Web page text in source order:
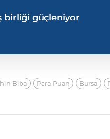
birliği güçleniyor
Biba Para Puan Bursa